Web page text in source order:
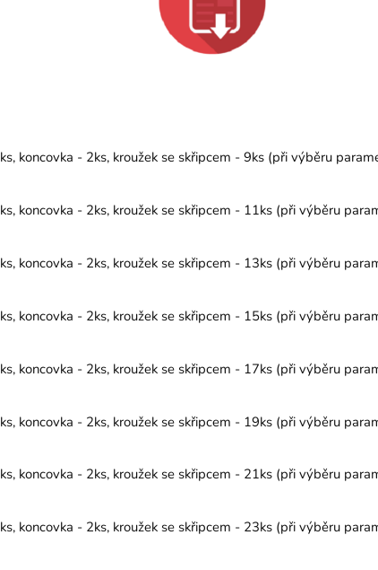
koncovka - 2ks, kroužek se skřipcem - 9ks (při výběru
koncovka - 2ks, kroužek se skřipcem - 11ks (při výběru
koncovka - 2ks, kroužek se skřipcem - 13ks (při výběru
koncovka - 2ks, kroužek se skřipcem - 15ks (při výběru
koncovka - 2ks, kroužek se skřipcem - 17ks (při výběru
koncovka - 2ks, kroužek se skřipcem - 19ks (při výběru
koncovka - 2ks, kroužek se skřipcem - 21ks (při výběru
koncovka - 2ks, kroužek se skřipcem - 23ks (při výběru